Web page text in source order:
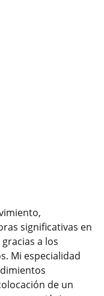
significativas en
a los
Mi especialidad
de un